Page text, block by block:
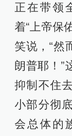
正在带领
着“上帝保
笑说，“然
朗普耶！”
抑制不住
小部分彻
会总体的